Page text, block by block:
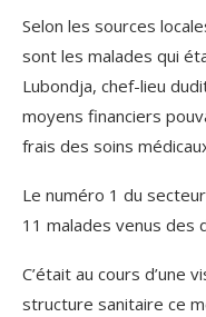
Selon les sources
sont les malades qui
Lubondja, chef-lieu
moyens financiers
frais des soins
Le numéro 1 du
11 malades venus des
C’était au cours d’une
structure sanitaire ce